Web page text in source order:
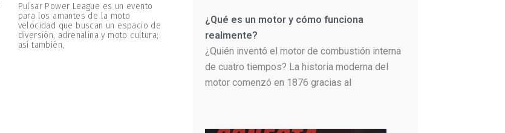
Pulsar Power League es un evento
para los amantes de la moto
velocidad que buscan un espacio de
diversión, adrenalina y moto cultura;
así también,
¿Qué es un motor y cómo funciona
realmente?
¿Quién inventó el motor de combustión interna
de cuatro tiempos? La historia moderna del
motor comenzó en 1876 gracias al